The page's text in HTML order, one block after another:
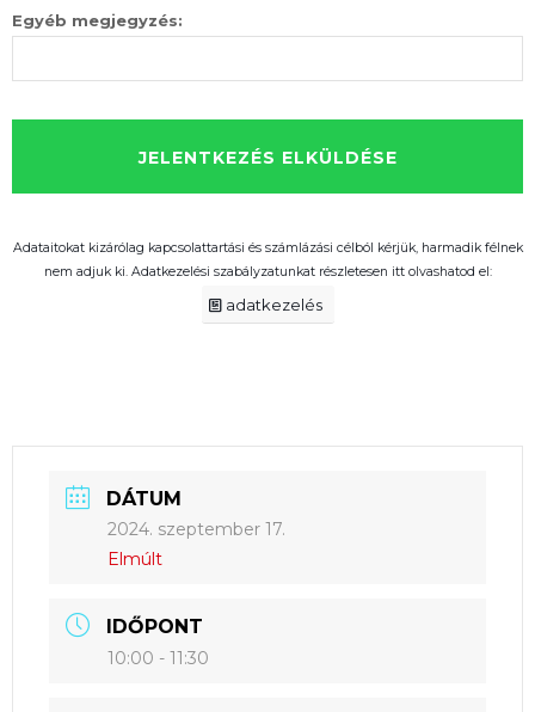
Egyéb megjegyzés:
Adataitokat kizárólag kapcsolattartási és számlázási célból kérjük, harmadik félnek
nem adjuk ki. Adatkezelési szabályzatunkat részletesen itt olvashatod el:
adatkezelés
DÁTUM
2024. szeptember 17.
Elmúlt
IDŐPONT
10:00 - 11:30